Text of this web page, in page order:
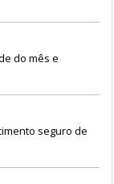
do mês e
seguro de